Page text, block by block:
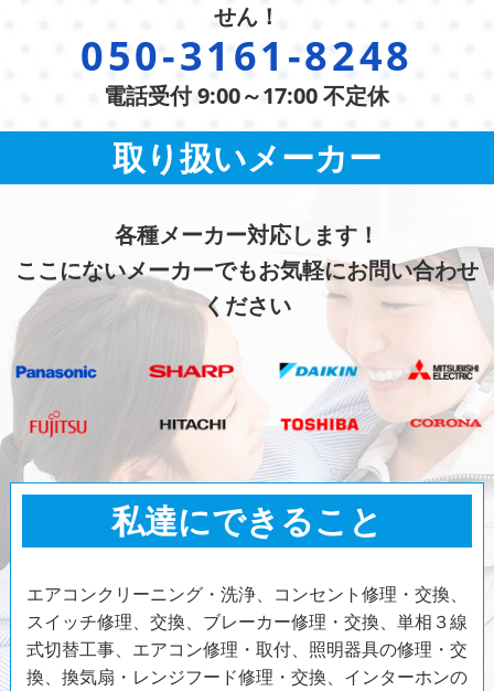
せん！
050-3161-8248
電話受付 9:00～17:00 不定休
取り扱いメーカー
各種メーカー対応します！
ここにないメーカーでもお気軽にお問い合わせ
ください
私達にできること
エアコンクリーニング・洗浄、コンセント修理・交換、
スイッチ修理、交換、ブレーカー修理・交換、単相３線
式切替工事、エアコン修理・取付、照明器具の修理・交
換、換気扇・レンジフード修理・交換、インターホンの